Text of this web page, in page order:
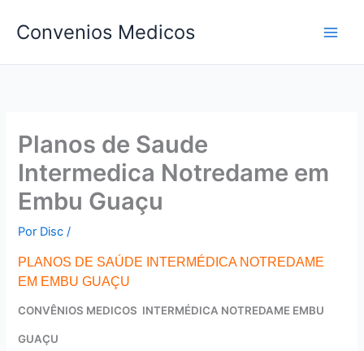
para
conteúdo
Convenios Medicos
Planos de Saude
Intermedica Notredame em
Embu Guaçu
Por Disc/
PLANOS DE SAÚDE INTERMÉDICA NOTREDAME
EM EMBU GUAÇU
CONVÊNIOS MEDICOS INTERMÉDICA NOTREDAME EMBU
GUAÇU